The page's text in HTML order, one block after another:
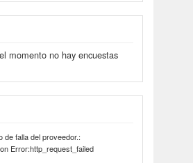
momento no hay encuestas
de falla del proveedor.:
Error:http_request_failed